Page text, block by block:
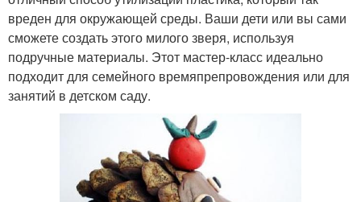
вреден для окружающей среды. Ваши дети или вы сами
сможете создать этого милого зверя, используя
подручные материалы. Этот мастер-класс идеально
подходит для семейного времяпрепровождения или для
занятий в детском саду.